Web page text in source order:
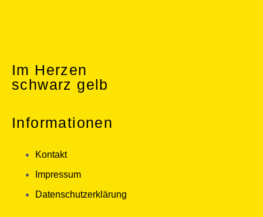
Im Herzen
schwarz gelb
Informationen
Kontakt
Impressum
Datenschutzerklärung